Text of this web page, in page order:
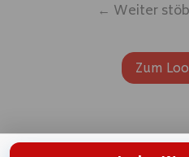
← Weiter
Zum